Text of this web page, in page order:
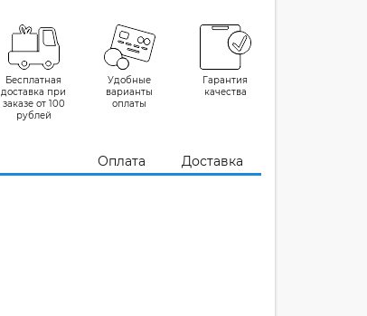
Бесплатная
доставка при
заказе от 100
рублей
Удобные
варианты
оплаты
Гарантия
качества
Оплата Доставка